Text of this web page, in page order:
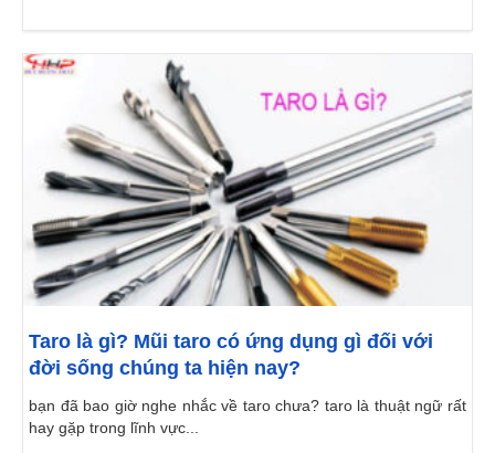
Taro là gì? Mũi taro có ứng dụng gì đối với
đời sống chúng ta hiện nay?
bạn đã bao giờ nghe nhắc về taro chưa? taro là thuật ngữ rất
hay gặp trong lĩnh vực...